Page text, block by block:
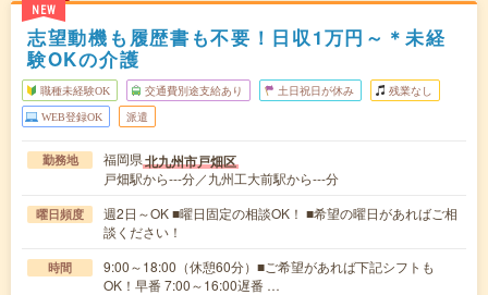
NEW
志望動機も履歴書も不要！日収1万円～＊未経
験OKの介護
職種未経験OK 交通費別途支給あり 土日祝日が休み 残業なし
WEB登録OK 派遣
勤務地 福岡県北九州市戸畑区
戸畑駅から---分／九州工大前駅から---分
曜日頻度
週2日～OK ■曜日固定の相談OK！ ■希望の曜日があればご相
談ください！
時間
9:00～18:00（休憩60分）■ご希望があれば下記シフトも
OK！早番 7:00～16:00遅番 …